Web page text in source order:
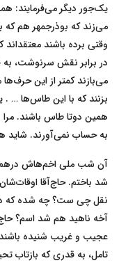
یک‌جور دیگر می‌فرمایند:
می‌زند که بوذرجمهر هم که
وقتی برده باشند
در برابر نقش سرنوشت،
می‌بازند کمتر از این
بزنند که با این طاس‌ها … .
همین دوتا طاس باشند.
به حساب نمی‌آورند. شاید
آن شب ملی اخم‌هاش درهم
شد باختم. حاج‌آقا اوقات‌شان
نقل چی ست؟ چه شده که
آخه ناهید هم شد اسم؟
عجیب و غریب شنیده
تامل، به قدری که بازتاب